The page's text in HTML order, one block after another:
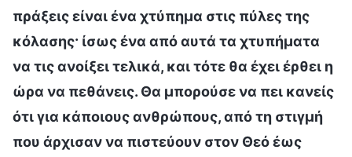
πράξεις είναι ένα χτύπημα στις πύλες της
κόλασης· ίσως ένα από αυτά τα χτυπήματα
να τις ανοίξει τελικά, και τότε θα έχει έρθει η
ώρα να πεθάνεις. Θα μπορούσε να πει κανείς
ότι για κάποιους ανθρώπους, από τη στιγμή
που άρχισαν να πιστεύουν στον Θεό έως